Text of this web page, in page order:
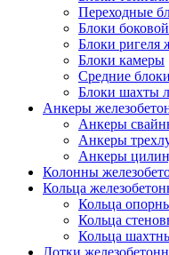
Переходные
Блоки
Блоки ригеля
Блоки камеры
Средние блоки
Блоки шахты
Анкеры
Анкеры
Анкеры
Анкеры
Колонны
Кольца
Кольца
Кольца
Кольца
Лотки